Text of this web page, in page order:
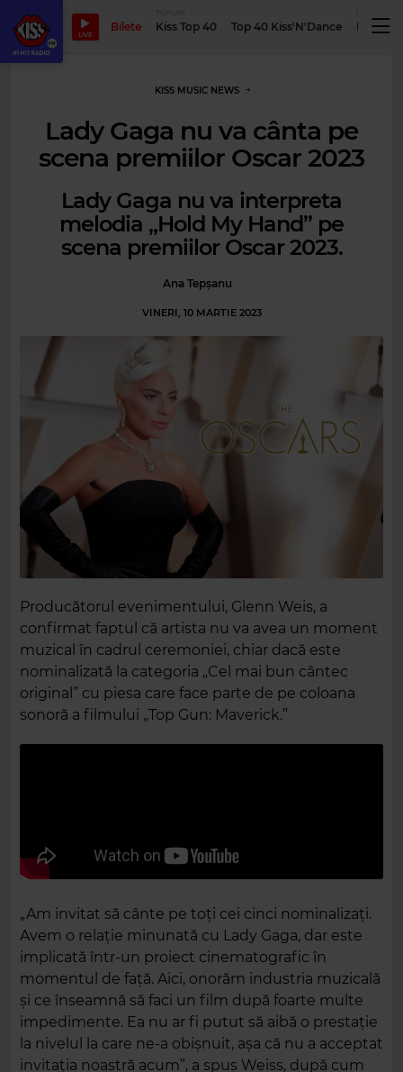
LIVE
Bilete Kiss Top 40 Top 40 Kiss'N'Dance
KISS MUSIC NEWS
Lady Gaga nu va cânta pe
scena premiilor Oscar 2023
Lady Gaga nu va interpreta
melodia „Hold My Hand” pe
scena premiilor Oscar 2023.
Ana Tepșanu
VINERI, 10 MARTIE 2023
Producătorul evenimentului, Glenn Weis, a
confirmat faptul că artista nu va avea un moment
muzical în cadrul ceremoniei, chiar dacă este
nominalizată la categoria „Cel mai bun cântec
original” cu piesa care face parte de pe coloana
sonoră a filmului „Top Gun: Maverick.”
„Am invitat să cânte pe toți cei cinci nominalizați.
Avem o relație minunată cu Lady Gaga, dar este
implicată într-un proiect cinematografic în
momentul de față. Aici, onorăm industria muzicală
și ce înseamnă să faci un film după foarte multe
impedimente. Ea nu ar fi putut să aibă o prestație
la nivelul la care ne-a obișnuit, așa că nu a acceptat
invitația noastră acum”, a spus Weiss, după cum